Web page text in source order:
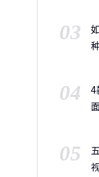
03
04
4
05